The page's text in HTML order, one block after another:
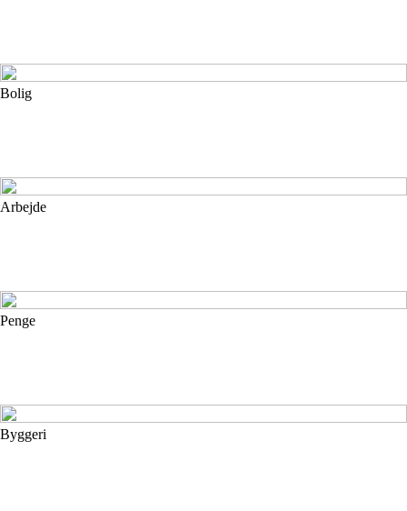
Bolig
Arbejde
Penge
Byggeri